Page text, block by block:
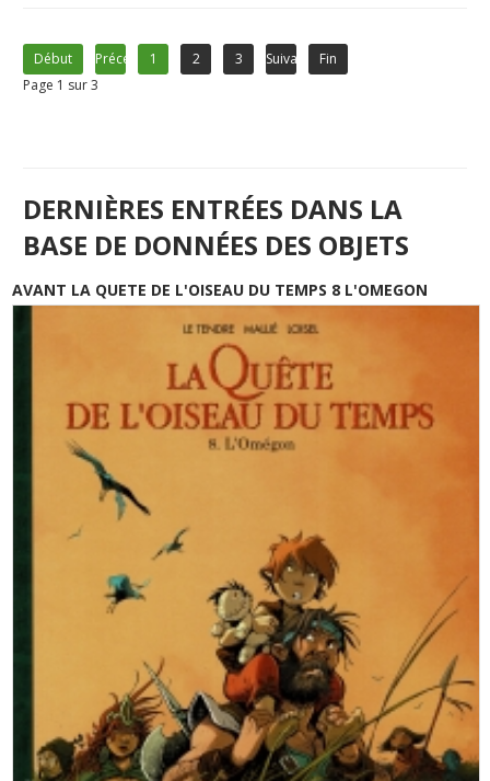
Début Précédent1 2 3 Suivant
Fin
Page 1 sur 3
DERNIÈRES ENTRÉES DANS LA
BASE DE DONNÉES DES OBJETS
AVANT LA QUETE DE L'OISEAU DU TEMPS 8 L'OMEGON